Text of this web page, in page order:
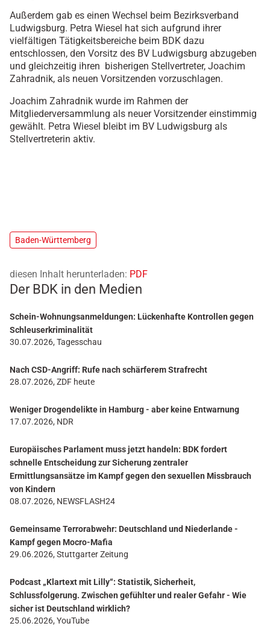
Außerdem gab es einen Wechsel beim Bezirksverband
Ludwigsburg. Petra Wiesel hat sich aufgrund ihrer
vielfältigen Tätigkeitsbereiche beim BDK dazu
entschlossen, den Vorsitz des BV Ludwigsburg abzugeben
und gleichzeitig ihren bisherigen Stellvertreter, Joachim
Zahradnik, als neuen Vorsitzenden vorzuschlagen.
Joachim Zahradnik wurde im Rahmen der
Mitgliederversammlung als neuer Vorsitzender einstimmig
gewählt. Petra Wiesel bleibt im BV Ludwigsburg als
Stellvertreterin aktiv.
Baden-Württemberg
diesen Inhalt herunterladen: PDF
Der BDK in den Medien
Schein-Wohnungsanmeldungen: Lückenhafte Kontrollen gegen
Schleuserkriminalität
30.07.2026, Tagesschau
Nach CSD-Angriff: Rufe nach schärferem Strafrecht
28.07.2026, ZDF heute
Weniger Drogendelikte in Hamburg - aber keine Entwarnung
17.07.2026, NDR
Europäisches Parlament muss jetzt handeln: BDK fordert
schnelle Entscheidung zur Sicherung zentraler
Ermittlungsansätze im Kampf gegen den sexuellen Missbrauch
von Kindern
08.07.2026, NEWSFLASH24
Gemeinsame Terrorabwehr: Deutschland und Niederlande -
Kampf gegen Mocro-Mafia
29.06.2026, Stuttgarter Zeitung
Podcast „Klartext mit Lilly“: Statistik, Sicherheit,
Schlussfolgerung. Zwischen gefühlter und realer Gefahr - Wie
sicher ist Deutschland wirklich?
25.06.2026, YouTube